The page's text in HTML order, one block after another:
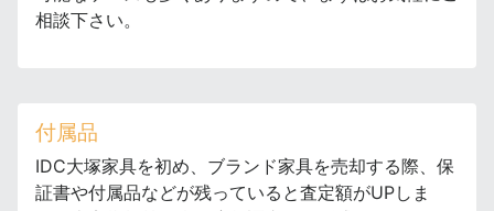
相談下さい。
付属品
IDC大塚家具を初め、ブランド家具を売却する際、保
証書や付属品などが残っていると査定額がUPしま